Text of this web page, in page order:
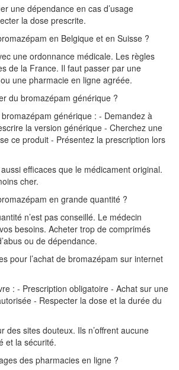
une dépendance en cas d’usage
la dose prescrite.
en Belgique et en Suisse ?
une ordonnance médicale. Les règles
de la France. Il faut passer par une
une pharmacie en ligne agréée.
du bromazépam générique ?
générique : - Demandez à
la version générique - Cherchez une
ce produit - Présentez la prescription lors
efficaces que le médicament original.
cher.
en grande quantité ?
n’est pas conseillé. Le médecin
besoins. Acheter trop de comprimés
ou de dépendance.
pour l’achat de bromazépam sur internet
: - Prescription obligatoire - Achat sur une
- Respecter la dose et la durée du
des sites douteux. Ils n’offrent aucune
et la sécurité.
des pharmacies en ligne ?